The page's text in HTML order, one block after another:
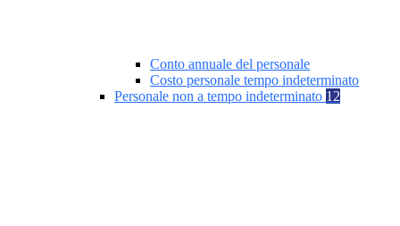
Conto annuale del personale
Costo personale tempo indeterminato
Personale non a tempo indeterminato 12